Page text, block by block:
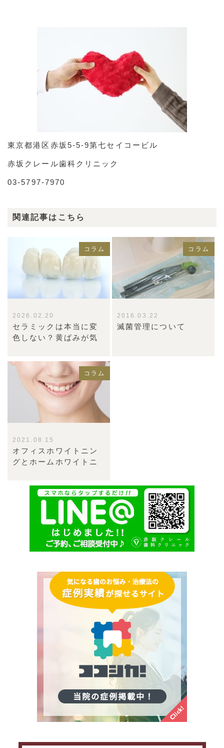
東京都港区赤坂5-5-9第七セイコービル
赤坂クレール歯科クリニック
03-5797-7970
関連記事はこちら
コラム
2026.02.20
セラミックは本当に変
色しない？黄ばみが気
コラム
2016.03.22
滅菌管理について
コラム
2021.08.15
オフィスホワイトニン
グとホームホワイトニ